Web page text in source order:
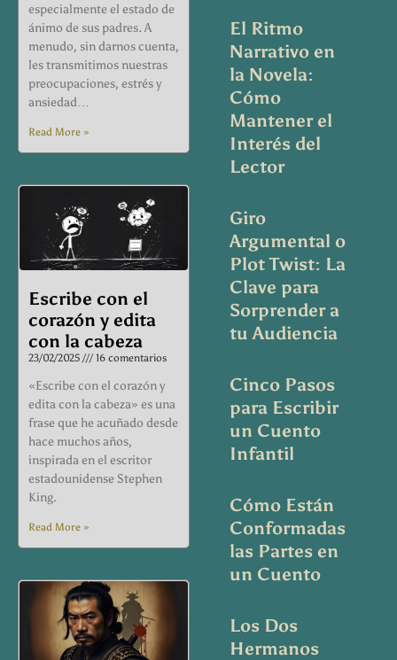
especialmente el estado de
ánimo de sus padres. A
menudo, sin darnos cuenta,
les transmitimos nuestras
preocupaciones, estrés y
ansiedad…
Read More »
Escribe con el
corazón y edita
con la cabeza
23/02/2025 16 comentarios
«Escribe con el corazón y
edita con la cabeza» es una
frase que he acuñado desde
hace muchos años,
inspirada en el escritor
estadounidense Stephen
King.
Read More »
El Ritmo
Narrativo en
la Novela:
Cómo
Mantener el
Interés del
Lector
Giro
Argumental o
Plot Twist: La
Clave para
Sorprender a
tu Audiencia
Cinco Pasos
para Escribir
un Cuento
Infantil
Cómo Están
Conformadas
las Partes en
un Cuento
Los Dos
Hermanos